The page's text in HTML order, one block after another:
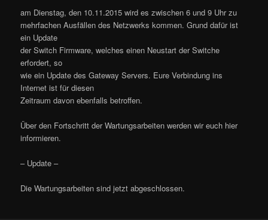
am Dienstag, den 10.11.2015 wird es zwischen 6 und 9 Uhr zu
mehrfachen Ausfällen des Netzwerks kommen. Grund dafür ist
ein Update
der Switch Firmware, welches einen Neustart der Switche
erfordert, so
wie ein Update des Gateway Servers. Eure Verbindung ins
Internet ist für diesen
Zeitraum davon ebenfalls betroffen.
Über den Fortschritt der Wartungsarbeiten werden wir euch hier
informieren.
– Update –
Die Wartungsarbeiten sind jetzt abgeschlossen.